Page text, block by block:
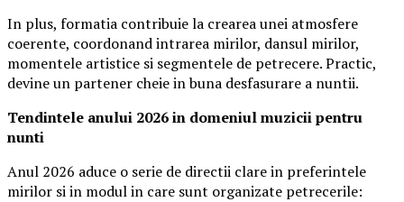
In plus, formatia contribuie la crearea unei atmosfere
coerente, coordonand intrarea mirilor, dansul mirilor,
momentele artistice si segmentele de petrecere. Practic,
devine un partener cheie in buna desfasurare a nuntii.
Tendintele anului 2026 in domeniul muzicii pentru
nunti
Anul 2026 aduce o serie de directii clare in preferintele
mirilor si in modul in care sunt organizate petrecerile: